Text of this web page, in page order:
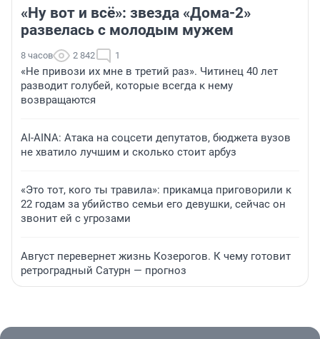
«Ну вот и всё»: звезда «Дома-2»
развелась с молодым мужем
8 часов 2 842 1
«Не привози их мне в третий раз». Читинец 40 лет
разводит голубей, которые всегда к нему
возвращаются
AI-AINA: Атака на соцсети депутатов, бюджета вузов
не хватило лучшим и сколько стоит арбуз
«Это тот, кого ты травила»: прикамца приговорили к
22 годам за убийство семьи его девушки, сейчас он
звонит ей с угрозами
Август перевернет жизнь Козерогов. К чему готовит
ретроградный Сатурн — прогноз